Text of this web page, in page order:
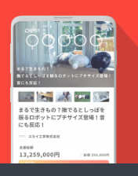
持ち帰
りかは
各参加
者様の
判断と
なりま
すの
で、体
験が始
認させ
限を3杯
とさせ
ていた
だいて
おり、1
杯ずつ
店内
カップ
で作る
飲みき
らない
分は水
レッソ
系（ラ
テアー
ト）/ハ
ンドド
リップ
のどち
らかか
らお選
さい。
その
他：ラ